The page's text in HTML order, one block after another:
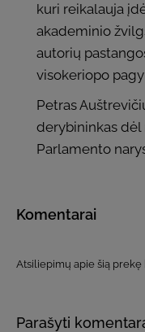
kuri reikalauja
akademinio
autorių
visokeriopo
Petras
derybininkas dėl
Parlamento
Komentarai
Atsiliepimų apie šią prekę
Parašyti